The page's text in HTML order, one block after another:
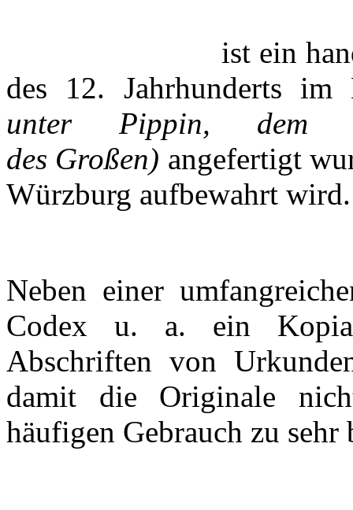
ist ein
des 12. Jahrhunderts
unter Pippin, dem
des Großen) angefertigt
Würzburg aufbewahrt wird.
Neben einer
Codex u. a. ein
Abschriften von
damit die Originale
häufigen Gebrauch zu sehr